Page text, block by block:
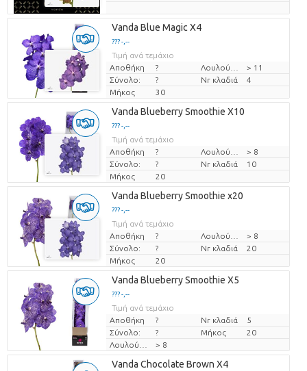
Vanda Blue Magic X4
??? -,--
Τιμή ανά τεμάχιο
Αποθήκη
?
> 11
Σύνολο:
? Nr κλαδιά
4
Μήκος
30
Vanda Blueberry Smoothie X10
??? -,--
Τιμή ανά τεμάχιο
Αποθήκη
?
> 8
Σύνολο:
? Nr κλαδιά
10
Μήκος
20
Vanda Blueberry Smoothie x20
??? -,--
Τιμή ανά τεμάχιο
Αποθήκη
?
> 8
Σύνολο:
? Nr κλαδιά
20
Μήκος
20
Vanda Blueberry Smoothie X5
??? -,--
Τιμή ανά τεμάχιο
Αποθήκη
? Nr κλαδιά
5
Σύνολο:
? Μήκος
20
> 8
Vanda Chocolate Brown X4